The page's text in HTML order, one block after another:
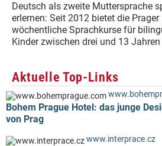
Deutsch als zweite Muttersprache
erlernen: Seit 2012 bietet die
wöchentliche Sprachkurse für
Kinder zwischen drei und 13 Jahren
Aktuelle Top-Links
Bohem Prague Hotel: das junge
von Prag
www.interprace.cz